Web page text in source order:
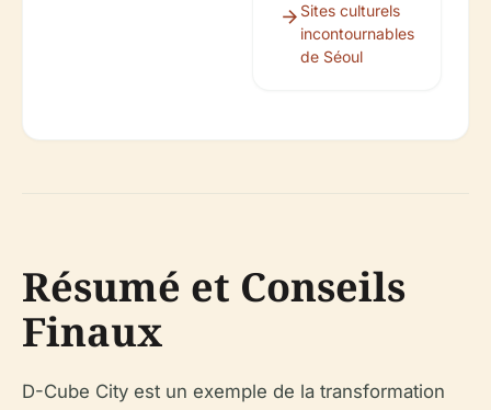
Sites culturels
incontournables
de Séoul
Résumé et Conseils
Finaux
D-Cube City est un exemple de la transformation